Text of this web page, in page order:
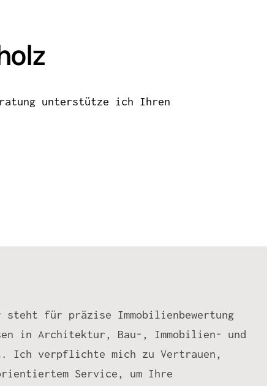
unterstütze ich Ihren
steht für präzise Immobilienbewertung
in Architektur, Bau-, Immobilien- und
Ich verpflichte mich zu Vertrauen,
Service, um Ihre